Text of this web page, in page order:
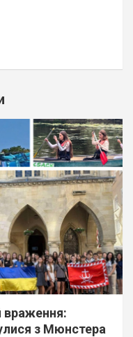
враження:
з Мюнстера